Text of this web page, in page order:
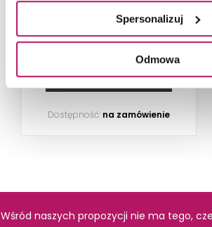
Spersonalizuj
Odmowa
1 050,70 PLN
-9% od 1 160,50 PLN najniższa cena
ZOBACZ PRODUKT
Dostępność: na zamówienie
Wśród naszych propozycji nie ma tego,